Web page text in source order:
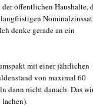
öffentlichen Haushalte,
denke gerade an ein
mit einer jährlichen
von maximal 60
dann nicht danach. Das